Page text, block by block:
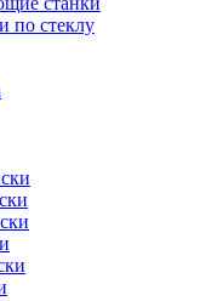
по стеклу